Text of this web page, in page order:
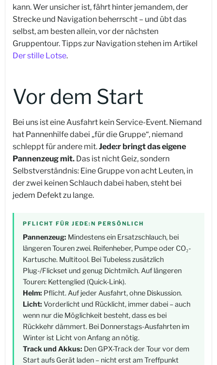
kann. Wer unsicher ist, fährt hinter jemandem, der
Strecke und Navigation beherrscht – und übt das
selbst, am besten allein, vor der nächsten
Gruppentour. Tipps zur Navigation stehen im Artikel
Der stille Lotse.
Vor dem Start
Bei uns ist eine Ausfahrt kein Service-Event. Niemand
hat Pannenhilfe dabei „für die Gruppe“, niemand
schleppt für andere mit.Jede:r bringt das eigene
Pannenzeug mit. Das ist nicht Geiz, sondern
Selbstverständnis: Eine Gruppe von acht Leuten, in
der zwei keinen Schlauch dabei haben, steht bei
jedem Defekt zu lange.
PFLICHT FÜR JEDE:N PERSÖNLICH
Pannenzeug: Mindestens ein Ersatzschlauch, bei
längeren Touren zwei. Reifenheber, Pumpe oder CO₂-
Kartusche. Multitool. Bei Tubeless zusätzlich
Plug-/Flickset und genug Dichtmilch. Auf längeren
Touren: Kettenglied (Quick-Link).
Helm: Pflicht. Auf jeder Ausfahrt, ohne Diskussion.
Licht: Vorderlicht und Rücklicht, immer dabei – auch
wenn nur die Möglichkeit besteht, dass es bei
Rückkehr dämmert. Bei Donnerstags-Ausfahrten im
Winter ist Licht von Anfang an nötig.
Track und Akkus: Den GPX-Track der Tour vor dem
Start aufs Gerät laden – nicht erst am Treffpunkt